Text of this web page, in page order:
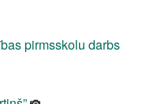
pirmsskolu darbs